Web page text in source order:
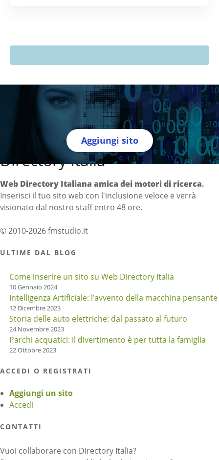
Aggiungi sito
Directory Italia
Web Directory Italiana amica dei motori di ricerca.
Inserisci il tuo sito web con l'inclusione veloce e verrà
visionato dal nostro staff entro 48 ore.
© 2010-2026 fmstudio.it
ULTIME DAL BLOG
Come inserire un sito su Web Directory Italia
10 Gennaio 2024
Intelligenza Artificiale: l’avvento della macchina pensante
12 Dicembre 2023
Storia delle auto elettriche: dal passato al futuro
24 Novembre 2023
Parchi acquatici: il divertimento è per tutta la famiglia
22 Ottobre 2023
ACCEDI O REGISTRATI
Aggiungi un sito
Accedi
CONTATTI
Vuoi collaborare con Directory Italia?